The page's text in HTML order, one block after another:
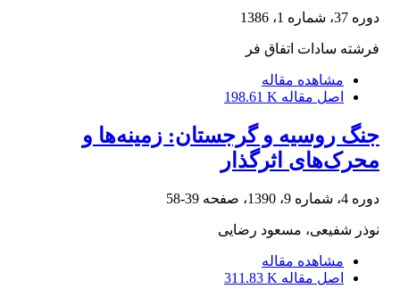
دوره 37، شماره 1، 1386
فرشته سادات اتفاق فر
مشاهده مقاله
اصل مقاله 198.61 K
جنگ روسیه و گرجستان: ‌زمینه‌ها و
محرک‌های اثرگذار
دوره 4، شماره 9، 1390، صفحه 39-58
نوذر شفیعی، مسعود رضایی
مشاهده مقاله
اصل مقاله 311.83 K